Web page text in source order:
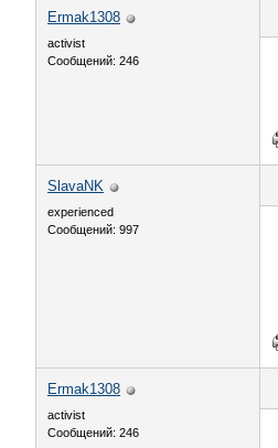
Ermak1308
activist
Сообщений: 246
SlavaNK
experienced
Сообщений: 997
Ermak1308
activist
Сообщений: 246